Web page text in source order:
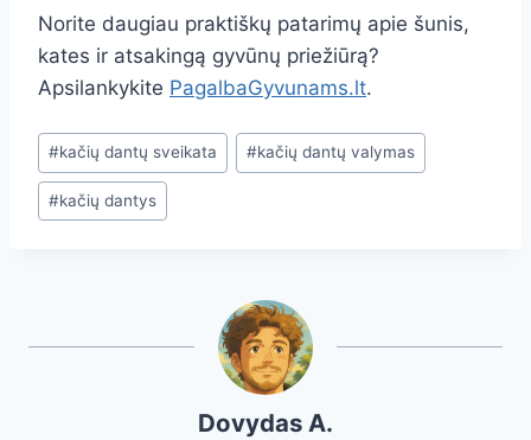
Norite daugiau praktiškų patarimų apie šunis,
kates ir atsakingą gyvūnų priežiūrą?
Apsilankykite PagalbaGyvunams.lt.
Post
Tags:
#kačių dantų sveikata #kačių dantų valymas
#kačių dantys
Dovydas A.